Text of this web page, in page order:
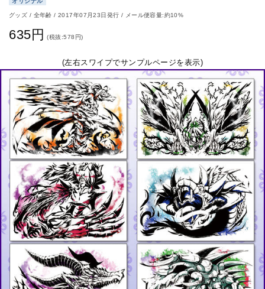
グッズ / 全年齢/2017年07月23日発行 / メール便容量:約10%
635円 (税抜:578円)
(左右スワイプでサンプルページを表示)